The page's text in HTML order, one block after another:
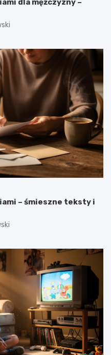
dla mężczyzny –
– śmieszne teksty i